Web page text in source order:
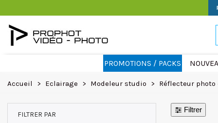
PROMOTIONS / PACKS
Accueil > Eclairage > Modeleur studio > Réflecteur
FILTRER PAR
Filtrer